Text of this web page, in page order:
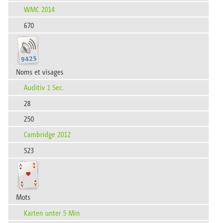
WMC 2014
670
Noms et visages
Auditiv 1 Sec.
28
250
Cambridge 2012
523
Mots
Karten unter 5 Min